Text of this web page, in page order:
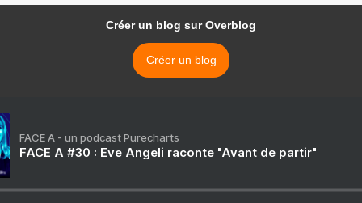
Créer un blog sur Overblog
Créer un blog
FACE A - un podcast Purecharts
FACE A #30 : Eve Angeli raconte "Avant de partir"